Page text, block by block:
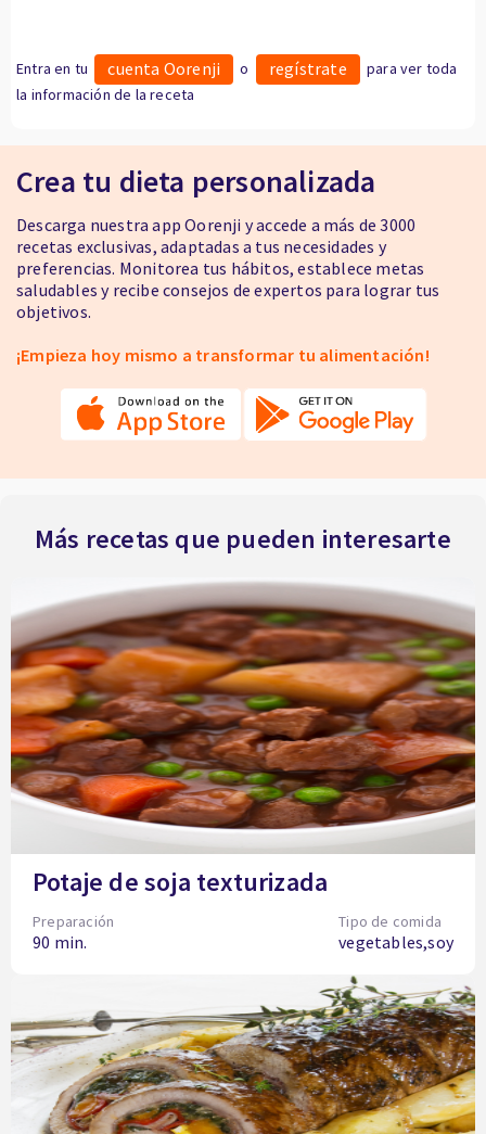
Entra en tu cuenta Oorenji o regístrate
para ver toda
la información de la receta
Crea tu dieta personalizada
Descarga nuestra app Oorenji y accede a más de 3000
recetas exclusivas, adaptadas a tus necesidades y
preferencias. Monitorea tus hábitos, establece metas
saludables y recibe consejos de expertos para lograr tus
objetivos.
¡Empieza hoy mismo a transformar tu alimentación!
Más recetas que pueden interesarte
Potaje de soja texturizada
Preparación
90 min.
Tipo de comida
vegetables,soy